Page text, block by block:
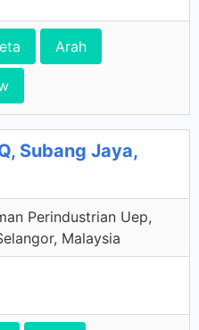
Arah
Subang Jaya,
Perindustrian Uep,
Malaysia